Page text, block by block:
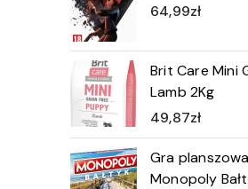
64,99zł
Brit Care Mini
Lamb 2Kg
49,87zł
Gra
Monopoly